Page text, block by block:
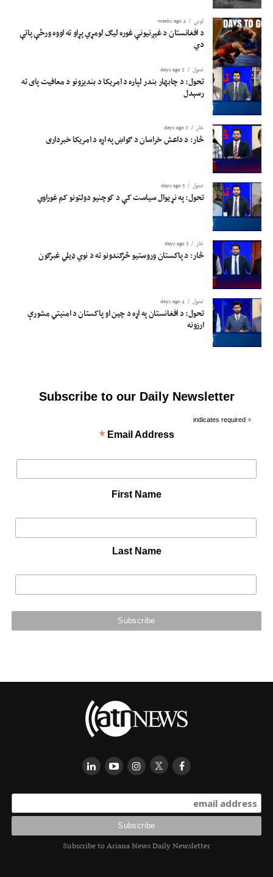
لوبی 4 weeks ago
د افغانستان د غېږنیونې غوره لیګ لومړي پړاو ته اووه ورځې پاتې
دي
تحول 2 days ago
تحول: د چابهار بندر لپاره د امریکا د بندیزونو د معافیت پای ته
رسېدل
څار 2 days ago
څار: د داعش خراسان د ګواښ په اړه د امریکا خبرداری
تحول 3 days ago
تحول: په نړیوال سیاست کې د کوچنیو دولتونو کم غوراوي
څار 3 days ago
څار: د پاکستان وروستیو څرګندونو ته د نوي ډیلي غبرګون
تحول 4 days ago
تحول: د افغانستان په اړه د چین او پاکستان د امنیتي مشورې
ارزونه
Subscribe to our Daily Newsletter
*
indicates required
Email Address
*
First Name
Last Name
Subscribe to Ariana News Daily Newsletter